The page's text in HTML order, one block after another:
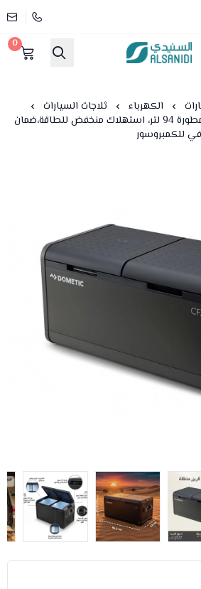
متجر السنيدي
0
الكهرباء
ثلاجات السيارات
ثلاجة سيارة فريزر متنقلة المطورة 94 لتر، استهلاك منخفض للطاقة،ضمان